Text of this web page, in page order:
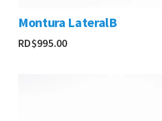
Montura LateralB
RD$995.00